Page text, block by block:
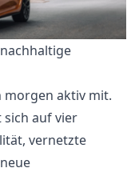
morgen aktiv mit.
auf vier
vernetzte